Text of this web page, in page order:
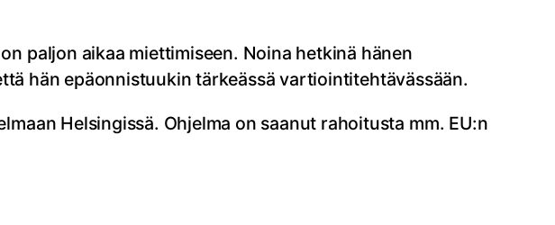
paljon aikaa miettimiseen. Noina hetkinä hänen
hän epäonnistuukin tärkeässä vartiointitehtävässään.
Helsingissä. Ohjelma on saanut rahoitusta mm. EU:n